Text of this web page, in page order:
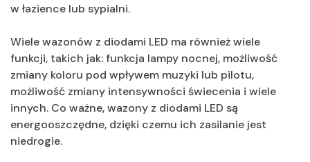
w łazience lub sypialni.
Wiele wazonów z diodami LED ma również wiele
funkcji, takich jak: funkcja lampy nocnej, możliwość
zmiany koloru pod wpływem muzyki lub pilotu,
możliwość zmiany intensywności świecenia i wiele
innych. Co ważne, wazony z diodami LED są
energooszczędne, dzięki czemu ich zasilanie jest
niedrogie.